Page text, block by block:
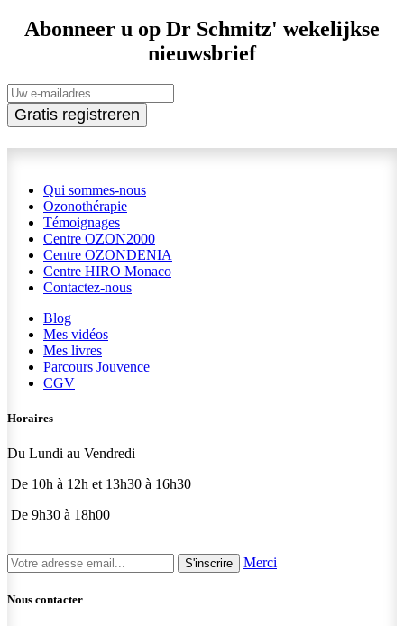
Abonneer u op Dr Schmitz' wekelijkse
nieuwsbrief
Gratis registreren
Qui sommes-nous
Ozonothérapie
Témoignages
Centre OZON2000
Centre OZONDENIA
Centre HIRO Monaco
Contactez-nous
Blog
Mes vidéos
Mes livres
Parcours Jouvence
CGV
Horaires
Du Lundi au Vendredi
De 10h à 12h et 13h30 à 16h30
De 9h30 à 18h00
S'inscrire Merci
Nous contacter